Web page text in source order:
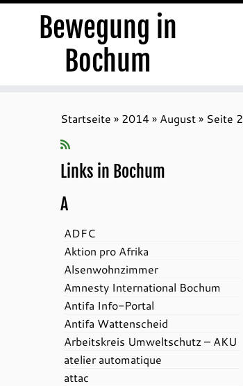
Bewegung in
Bochum
Startseite » 2014» August» Seite 2
Links in Bochum
A
ADFC
Aktion pro Afrika
Alsenwohnzimmer
Amnesty International Bochum
Antifa Info-Portal
Antifa Wattenscheid
Arbeitskreis Umweltschutz – AKU
atelier automatique
attac